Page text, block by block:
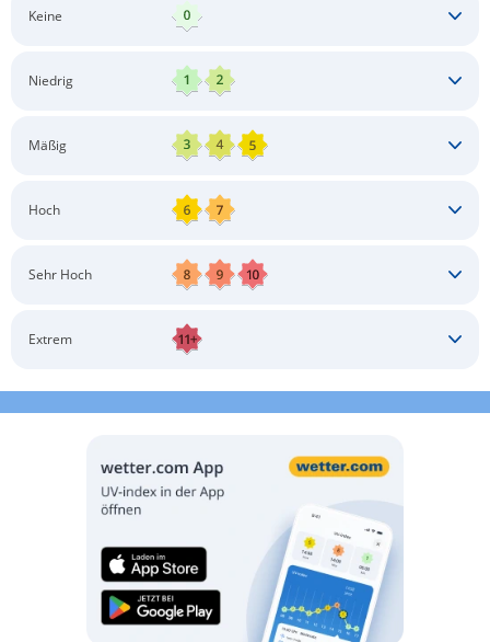
Keine
Niedrig
Mäßig
Langärmlige Bekleidung
Hoch
Langärmlige Bekleidung
Sonnenbrille
Sehr Hoch
Langärmlige Bekleidung
Extrem